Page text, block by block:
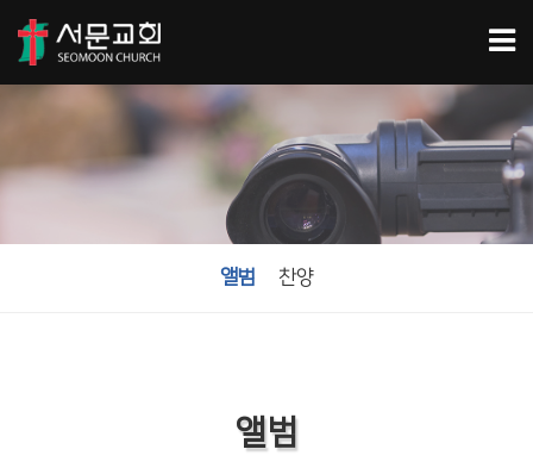
앨범 찬양
앨범